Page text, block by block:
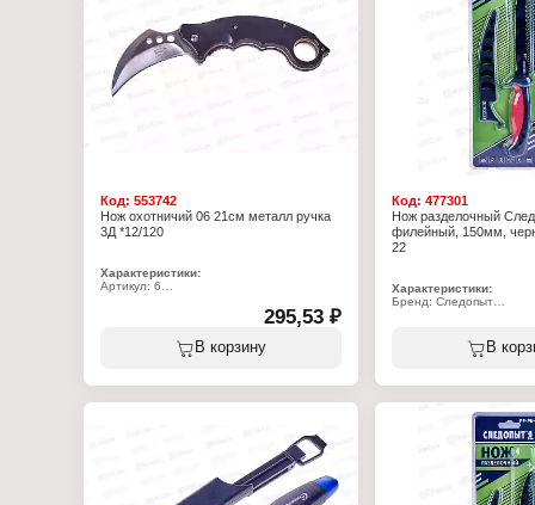
Код: 553742
Нож охотничий 06 21см металл ручка
3Д *12/120
Характеристики:
Артикул: 6
Вид рукояти: металлическая ручка
Упаковка: в чехле
295,53 ₽
В корзину
Код: 477301
Нож разделочный
филейный, 150мм,
22
Характеристики:
Бренд: Следопыт
Назначение:
Размер: 285х30х20 мм
Упаковка: в чехле
Особенность: лезвие
В